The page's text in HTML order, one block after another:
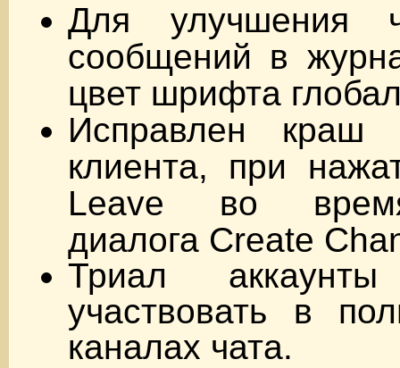
Для улучшения
сообщений в
цвет шрифта
Исправлен краш
клиента, при
Leave во
диалога Create
Триал
участвовать в
каналах чата.